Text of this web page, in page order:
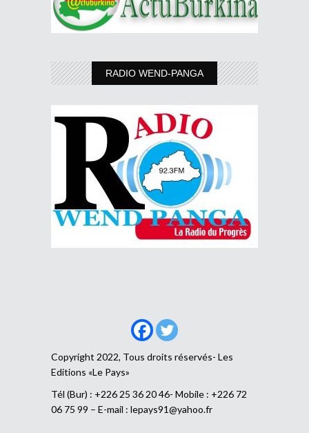
RADIO WEND-PANGA
Copyright 2022, Tous droits réservés- Les
Editions «Le Pays»
Tél (Bur) : +226 25 36 20 46- Mobile : +226 72
06 75 99 – E-mail : lepays91@yahoo.fr